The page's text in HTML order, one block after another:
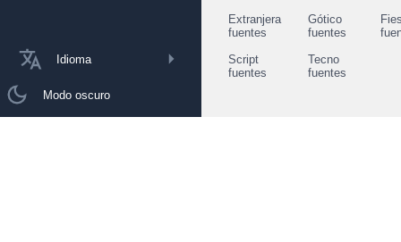
Idioma
Modo oscuro
Extranjera
fuentes
Gótico
fuentes
Script
fuentes
Tecno
fuentes